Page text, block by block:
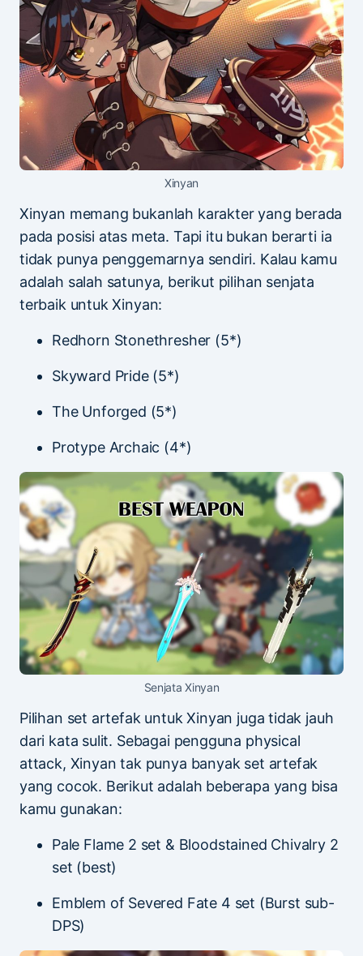
Xinyan
Xinyan memang bukanlah karakter yang berada
pada posisi atas meta. Tapi itu bukan berarti ia
tidak punya penggemarnya sendiri. Kalau kamu
adalah salah satunya, berikut pilihan senjata
terbaik untuk Xinyan:
Redhorn Stonethresher (5*)
Skyward Pride (5*)
The Unforged (5*)
Protype Archaic (4*)
Senjata Xinyan
Pilihan set artefak untuk Xinyan juga tidak jauh
dari kata sulit. Sebagai pengguna physical
attack, Xinyan tak punya banyak set artefak
yang cocok. Berikut adalah beberapa yang bisa
kamu gunakan:
Pale Flame 2 set & Bloodstained Chivalry 2
set (best)
Emblem of Severed Fate 4 set (Burst sub-
DPS)